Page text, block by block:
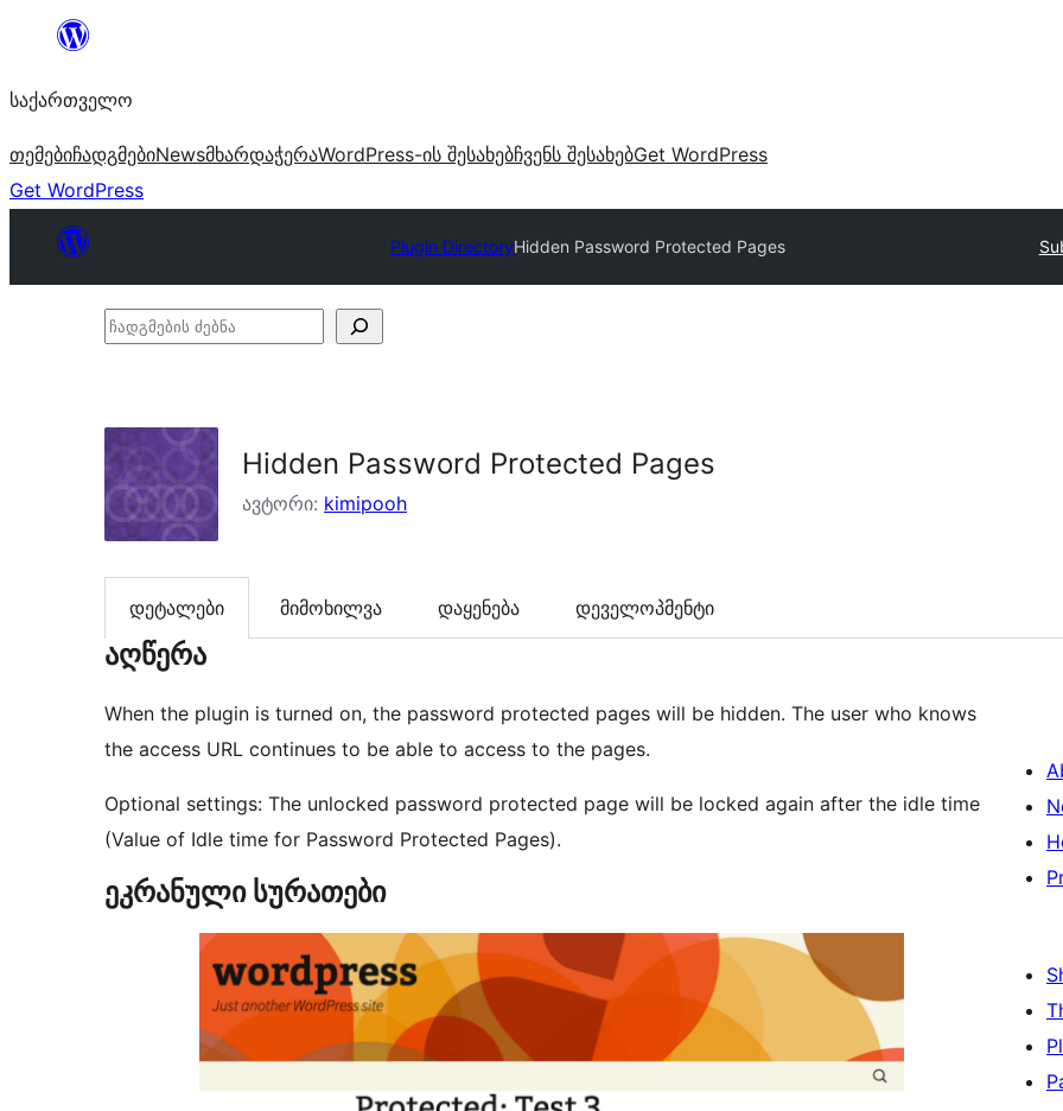
შიგთავსზე
საქართველო
თემებიჩადგმებიNewsმხარდაჭერაWordPress-ის შესახებჩვენს შესახებGet WordPress
Get WordPress
Plugin DirectoryHidden Password Protected Pages
ჩადგმების
Hidden Password Protected Pages
ავტორი: kimipooh
დეტალები მიმოხილვა დაყენება დეველოპმენტი
აღწერა
When the plugin is turned on, the password protected pages will be hidden. The user who knows
the access URL continues to be able to access to the pages.
Optional settings: The unlocked password protected page will be locked again after the idle time
(Value of Idle time for Password Protected Pages).
ეკრანული სურათები